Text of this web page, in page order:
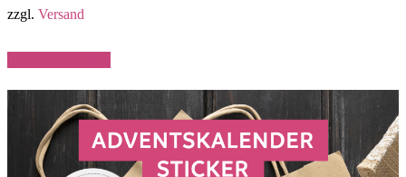
zzgl. Versand